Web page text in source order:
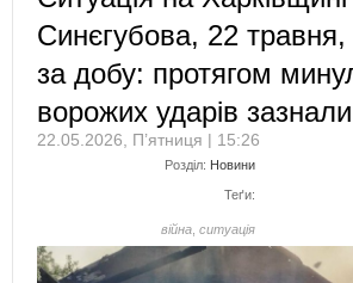
Синєгубова, 22 травня,
за добу: протягом
ворожих ударів
22.05.2026, П’ятниця | 15:26
Розділ: Новини
Теґи:
війна ситуація